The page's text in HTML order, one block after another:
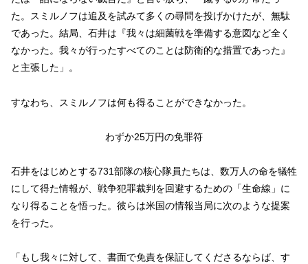
た。スミルノフは追及を試みて多くの尋問を投げかけたが、無駄
であった。結局、石井は『我々は細菌戦を準備する意図など全く
なかった。我々が行ったすべてのことは防衛的な措置であった』
と主張した」。
すなわち、スミルノフは何も得ることができなかった。
わずか25万円の免罪符
石井をはじめとする731部隊の核心隊員たちは、数万人の命を犠牲
にして得た情報が、戦争犯罪裁判を回避するための「生命線」に
なり得ることを悟った。彼らは米国の情報当局に次のような提案
を行った。
「もし我々に対して、書面で免責を保証してくださるならば、す